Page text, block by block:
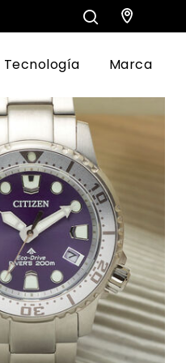
Tecnología Marca